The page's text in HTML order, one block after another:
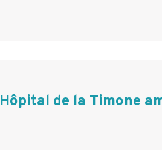
de la Timone